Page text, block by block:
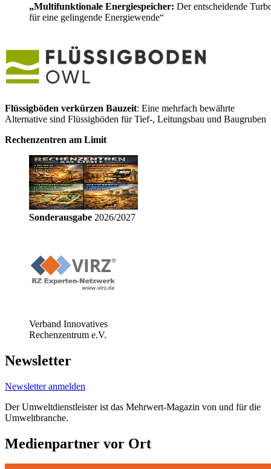
„Multifunktionale Energiespeicher: Der entscheidende
für eine gelingende Energiewende“
Flüssigböden verkürzen Bauzeit: Eine mehrfach bewährte
Alternative sind Flüssigböden für Tief-, Leitungsbau und Baugruben
Rechenzentren am Limit
Sonderausgabe 2026/2027
Verband Innovatives
Rechenzentrum e.V.
Newsletter
Newsletter anmelden
Der Umweltdienstleister ist das Mehrwert-Magazin von und für die
Umweltbranche.
Medienpartner vor Ort